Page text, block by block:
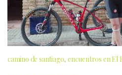
camino de santiago encuentros en El